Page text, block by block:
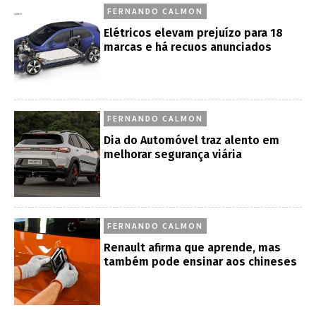
FERNANDO CALMON
Elétricos elevam prejuízo para 18
marcas e há recuos anunciados
FERNANDO CALMON
Dia do Automóvel traz alento em
melhorar segurança viária
FERNANDO CALMON
Renault afirma que aprende, mas
também pode ensinar aos chineses